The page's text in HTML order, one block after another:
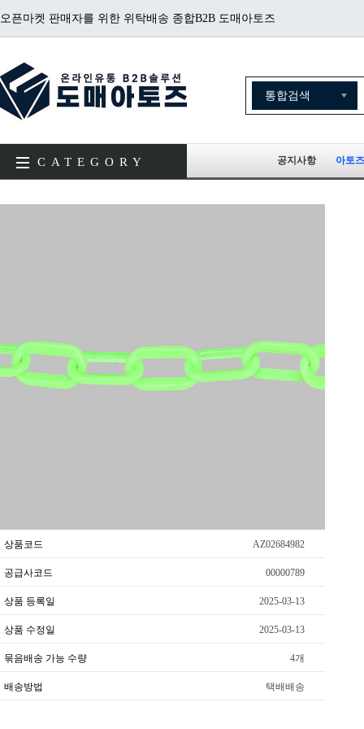
오픈마켓 판매자를 위한 위탁배송 종합B2B 도매아토즈
CATEGORY 공지사항 아토
상품코드 AZ02684982
공급사코드 00000789
상품 등록일 2025-03-13
상품 수정일 2025-03-13
묶음배송 가능 수량 4개
배송방법 택배배송